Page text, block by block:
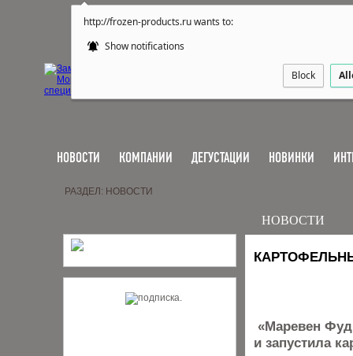
http://frozen-products.ru wants to:
Show notifications
Block
НОВОСТИ КОМПАНИИ ДЕГУСТАЦИИ НОВИНКИ
РАЗДЕЛ: НОВОСТИ
НОВОСТИ
«Маревен
и запустила